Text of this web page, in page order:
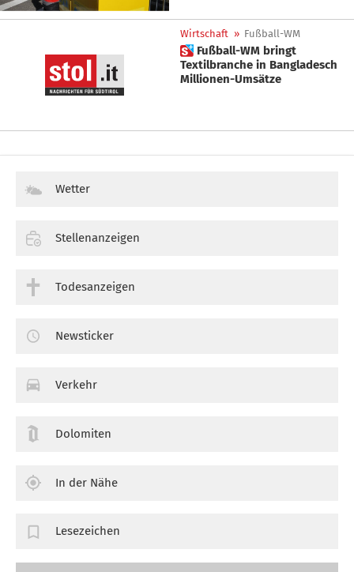
Wirtschaft » Fußball-WM
 Fußball-WM bringt
Textilbranche in Bangladesch
Millionen-Umsätze
Wetter
Stellenanzeigen
Todesanzeigen
Newsticker
Verkehr
Dolomiten
In der Nähe
Lesezeichen